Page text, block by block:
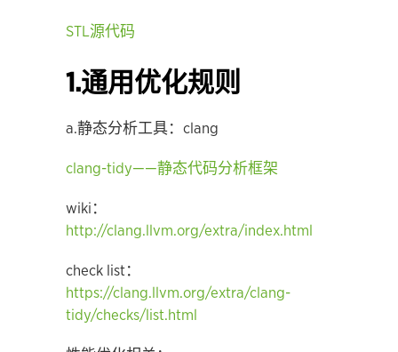
STL源代码
1.通用优化规则
a.静态分析工具：clang
clang-tidy——静态代码分析框架
wiki：
http://clang.llvm.org/extra/index.html
check list：
https://clang.llvm.org/extra/clang-
tidy/checks/list.html